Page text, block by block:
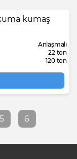
kumaş
Anlaşmalı
22 ton
120 ton
5 6